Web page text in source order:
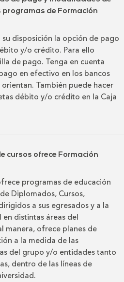
de Formación
disposición la opción de pago
y/o crédito. Para ello
de pago. Tenga en cuenta
en efectivo en los bancos
También puede hacer
débito y/o crédito en la Caja
cursos ofrece Formación
programas de educación
Diplomados, Cursos,
a sus egresados y a la
distintas áreas del
manera, ofrece planes de
a la medida de las
del grupo y/o entidades tanto
dentro de las líneas de